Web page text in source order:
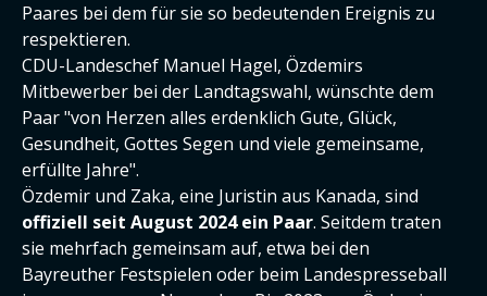
Paares bei dem für sie so bedeutenden Ereignis zu
respektieren.
CDU-Landeschef Manuel Hagel, Özdemirs
Mitbewerber bei der Landtagswahl, wünschte dem
Paar "von Herzen alles erdenklich Gute, Glück,
Gesundheit, Gottes Segen und viele gemeinsame,
erfüllte Jahre".
Özdemir und Zaka, eine Juristin aus Kanada, sind
offiziell seit August 2024 ein Paar. Seitdem traten
sie mehrfach gemeinsam auf, etwa bei den
Bayreuther Festspielen oder beim Landespresseball